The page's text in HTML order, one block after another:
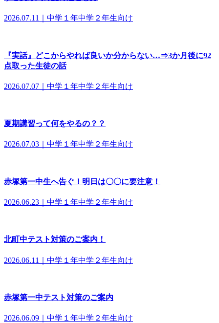
2026.07.11｜中学１年中学２年生向け
『実話』どこからやれば良いか分からない…⇒3か月後に92
点取った生徒の話
2026.07.07｜中学１年中学２年生向け
夏期講習って何をやるの？？
2026.07.03｜中学１年中学２年生向け
赤塚第一中生へ告ぐ！明日は〇〇に要注意！
2026.06.23｜中学１年中学２年生向け
北町中テスト対策のご案内！
2026.06.11｜中学１年中学２年生向け
赤塚第一中テスト対策のご案内
2026.06.09｜中学１年中学２年生向け